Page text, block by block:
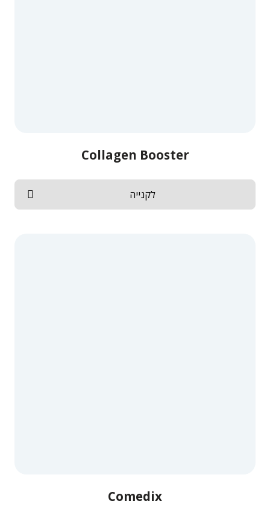
Collagen Booster
לקנייה
Comedix